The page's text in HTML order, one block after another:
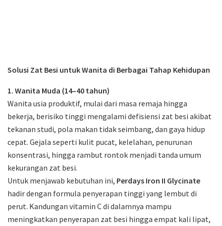
Solusi Zat Besi untuk Wanita di Berbagai Tahap Kehidupan
1. Wanita Muda (14–40 tahun)
Wanita usia produktif, mulai dari masa remaja hingga
bekerja, berisiko tinggi mengalami defisiensi zat besi akibat
tekanan studi, pola makan tidak seimbang, dan gaya hidup
cepat. Gejala seperti kulit pucat, kelelahan, penurunan
konsentrasi, hingga rambut rontok menjadi tanda umum
kekurangan zat besi.
Untuk menjawab kebutuhan ini, Perdays Iron II Glycinate
hadir dengan formula penyerapan tinggi yang lembut di
perut. Kandungan vitamin C di dalamnya mampu
meningkatkan penyerapan zat besi hingga empat kali lipat,